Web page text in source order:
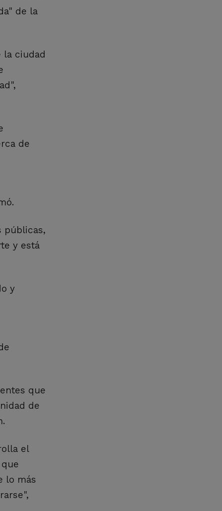
de la
la ciudad
de
públicas,
y está
y
que
de
el
lo más